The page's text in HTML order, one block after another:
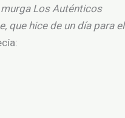
Los Auténticos
que hice de un día para el